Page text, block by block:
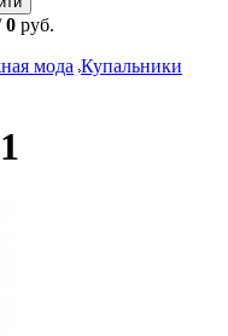
0 руб.
мода Купальники